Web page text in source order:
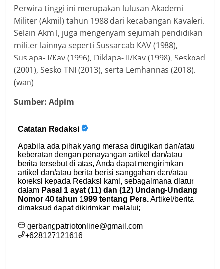
Perwira tinggi ini merupakan lulusan Akademi
Militer (Akmil) tahun 1988 dari kecabangan Kavaleri.
Selain Akmil, juga mengenyam sejumah pendidikan
militer lainnya seperti Sussarcab KAV (1988),
Suslapa- I/Kav (1996), Diklapa- II/Kav (1998), Seskoad
(2001), Sesko TNI (2013), serta Lemhannas (2018).
(wan)
Sumber: Adpim